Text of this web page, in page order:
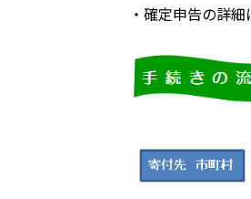
・確定申告の詳細